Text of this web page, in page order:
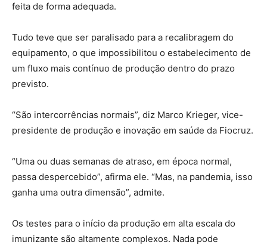
feita de forma adequada.
Tudo teve que ser paralisado para a recalibragem do
equipamento, o que impossibilitou o estabelecimento de
um fluxo mais contínuo de produção dentro do prazo
previsto.
“São intercorrências normais”, diz Marco Krieger, vice-
presidente de produção e inovação em saúde da Fiocruz.
“Uma ou duas semanas de atraso, em época normal,
passa despercebido”, afirma ele. “Mas, na pandemia, isso
ganha uma outra dimensão”, admite.
Os testes para o início da produção em alta escala do
imunizante são altamente complexos. Nada pode